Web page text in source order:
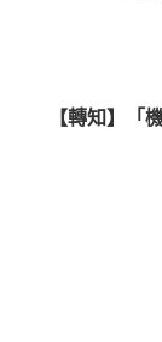
【轉知】「